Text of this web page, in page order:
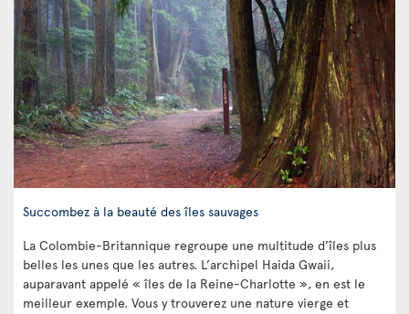
Succombez à la beauté des îles sauvages
La Colombie-Britannique regroupe une multitude d’îles plus
belles les unes que les autres. L’archipel Haida Gwaii,
auparavant appelé « îles de la Reine-Charlotte », en est le
meilleur exemple. Vous y trouverez une nature vierge et